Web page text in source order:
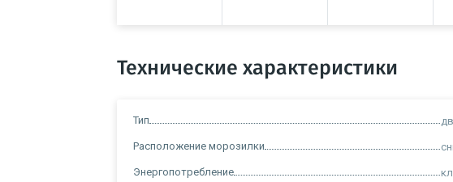
Технические характеристики
Тип
Расположение морозилки
Энергопотребление